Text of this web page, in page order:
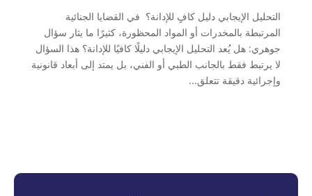
التحليل الإيجابي دليل كافٍ للإدانة؟ في القضايا الجنائية
المرتبطة بالمخدرات أو المواد المحظورة، كثيرًا ما يثار سؤال
جوهري: هل يُعد التحليل الإيجابي دليلًا كافيًا للإدانة؟ هذا السؤال
لا يرتبط فقط بالجانب الطبي أو الفني، بل يمتد إلى أبعاد قانونية
وإجرائية دقيقة تتعلق...